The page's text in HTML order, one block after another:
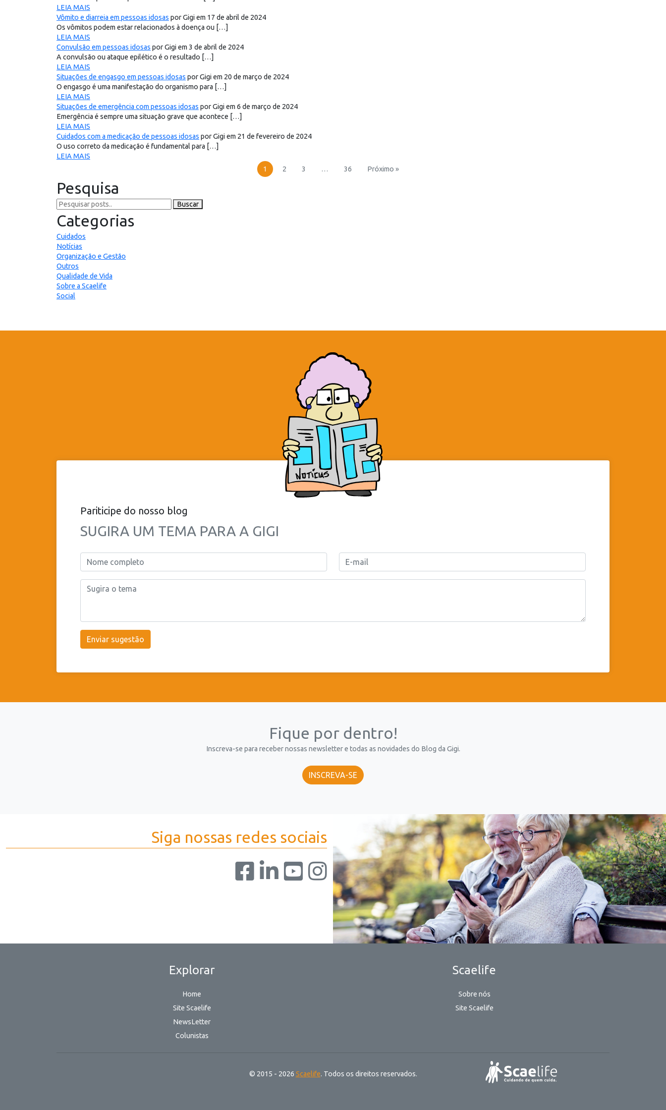
LEIA MAIS
Vômito e diarreia em pessoas idosas por Gigi em 17 de abril de 2024
Os vômitos podem estar relacionados à doença ou […]
LEIA MAIS
Convulsão em pessoas idosas por Gigi em 3 de abril de 2024
A convulsão ou ataque epilético é o resultado […]
LEIA MAIS
Situações de engasgo em pessoas idosas por Gigi em 20 de março de 2024
O engasgo é uma manifestação do organismo para […]
LEIA MAIS
Situações de emergência com pessoas idosas por Gigi em 6 de março de 2024
Emergência é sempre uma situação grave que acontece […]
LEIA MAIS
Cuidados com a medicação de pessoas idosas por Gigi em 21 de fevereiro de 2024
O uso correto da medicação é fundamental para […]
LEIA MAIS
1
2 3 … 36 Próximo »
Pesquisa
Buscar
Categorias
Cuidados
Notícias
Organização e Gestão
Outros
Qualidade de Vida
Sobre a Scaelife
Social
Pariticipe do nosso blog
SUGIRA UM TEMA PARA A GIGI
Enviar sugestão
Fique por dentro!
Inscreva-se para receber nossas newsletter e todas as novidades do Blog da Gigi.
INSCREVA-SE
Siga nossas redes sociais
Explorar
Home
Site Scaelife
NewsLetter
Colunistas
Scaelife
Sobre nós
Site Scaelife
© 2015 - 2026 Scaelife. Todos os direitos reservados.